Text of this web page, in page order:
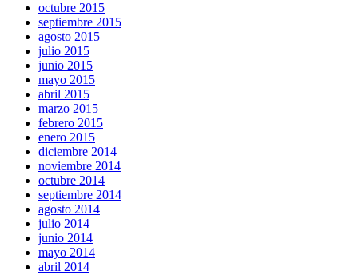
octubre 2015
septiembre 2015
agosto 2015
julio 2015
junio 2015
mayo 2015
abril 2015
marzo 2015
febrero 2015
enero 2015
diciembre 2014
noviembre 2014
octubre 2014
septiembre 2014
agosto 2014
julio 2014
junio 2014
mayo 2014
abril 2014